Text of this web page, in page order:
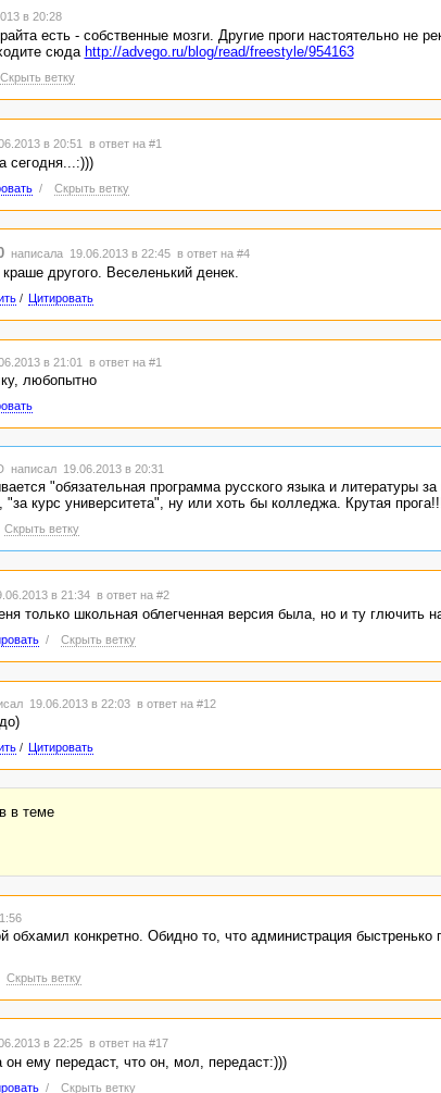
в 20:28
есть - собственные мозги. Другие проги настоятельно не
сюда http://advego.ru/blog/read/freestyle/954163
Скрыть ветку
в 20:51 в ответ на #1
сегодня...:)))
/ Скрыть ветку
написала 19.06.2013 в 22:45 в ответ на #4
другого. Веселенький денек.
/ Цитировать
в 21:01 в ответ на #1
любопытно
написал 19.06.2013 в 20:31
"обязательная программа русского языка и литературы
курс университета", ну или хоть бы колледжа. Крутая
Скрыть ветку
в 21:34 в ответ на #2
только школьная облегченная версия была, но и ту глючить
/ Скрыть ветку
19.06.2013 в 22:03 в ответ на #12
/ Цитировать
в темe
обхамил конкретно. Обидно то, что администрация быстренько
Скрыть ветку
в 22:25 в ответ на #17
ему передаст, что он, мол, передаст:)))
/ Скрыть ветку